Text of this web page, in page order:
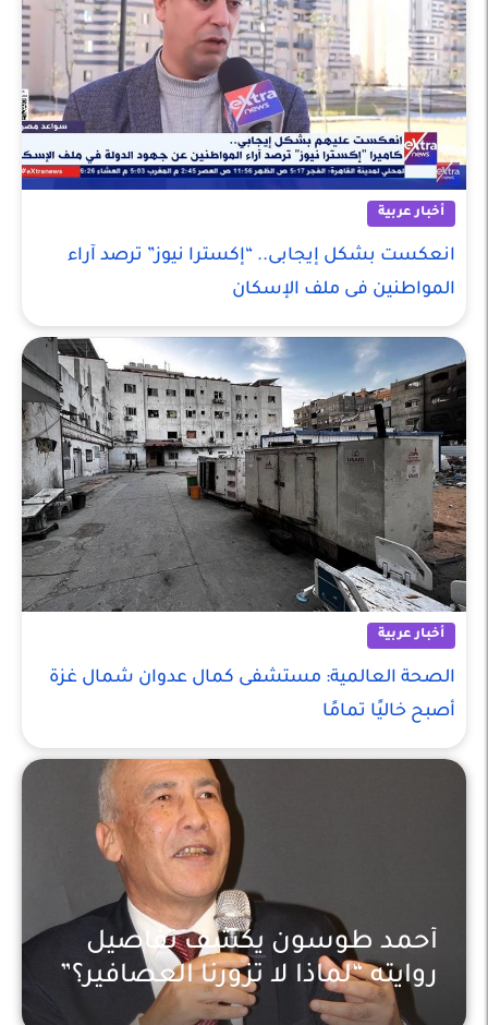
أخبار عربية
انعكست بشكل إيجابى.. “إكسترا نيوز” ترصد آراء
المواطنين فى ملف الإسكان
أخبار عربية
الصحة العالمية: مستشفى كمال عدوان شمال غزة
أصبح خاليًا تمامًا
أحمد طوسون يكشف تفاصيل
روايته “لماذا لا تزورنا العصافير؟”